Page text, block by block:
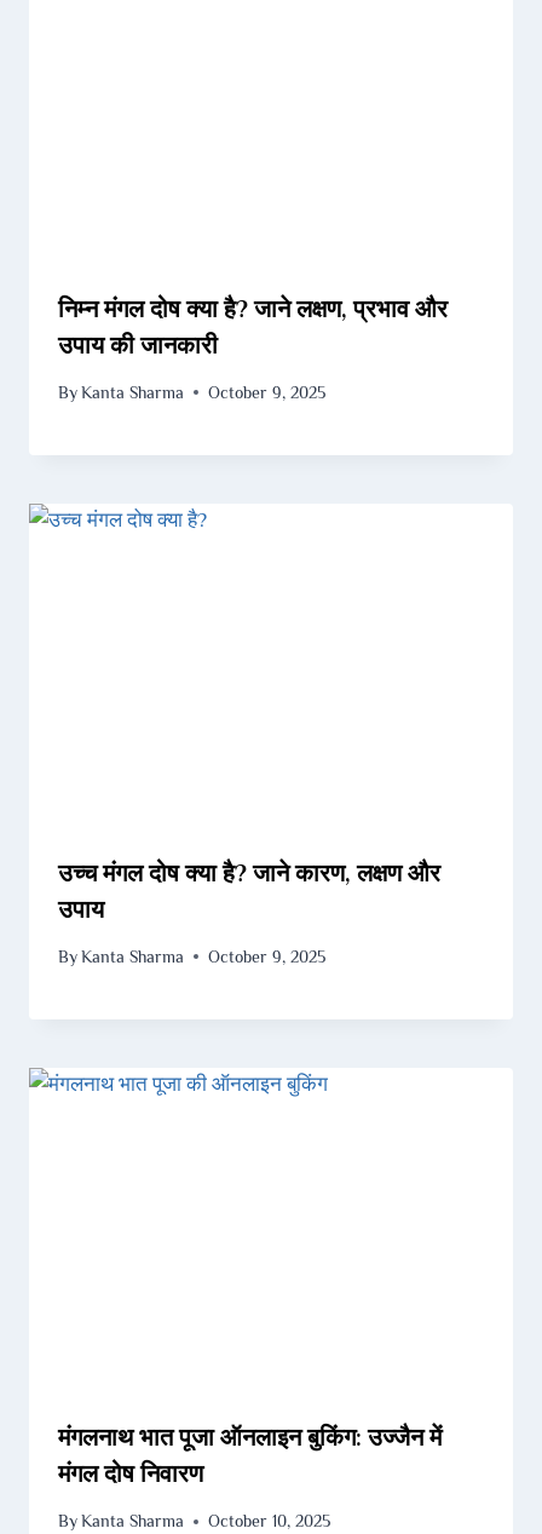
निम्न मंगल दोष क्या है? जाने लक्षण, प्रभाव और
उपाय की जानकारी
By Kanta Sharma October 9, 2025
उच्च मंगल दोष क्या है? जाने कारण, लक्षण और
उपाय
By Kanta Sharma October 9, 2025
मंगलनाथ भात पूजा ऑनलाइन बुकिंग: उज्जैन में
मंगल दोष निवारण
By Kanta Sharma October 10, 2025